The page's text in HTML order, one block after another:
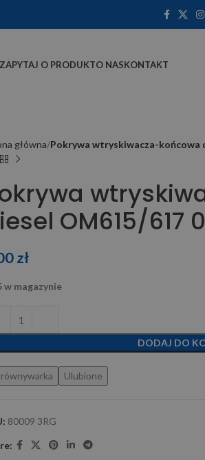
O PRODUKTO NASKONTAKT
główna Pokrywa wtryskiwacza-końcowa
OM615/617
zł
w magazynie
DODAJ DO
Ulubione
80009 3RG